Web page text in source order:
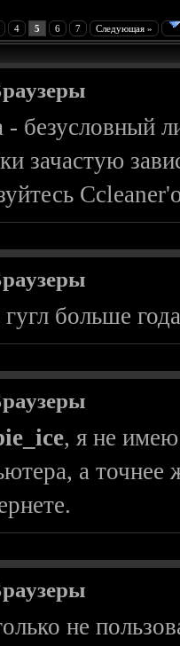
4 5 6 7 Следующая »
- безусловный
зачастую
больше
, я не
а точнее
не